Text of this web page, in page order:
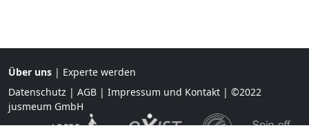
Über uns | Experte werden
Datenschutz | AGB | Impressum und Kontakt | ©2022
jusmeum GmbH